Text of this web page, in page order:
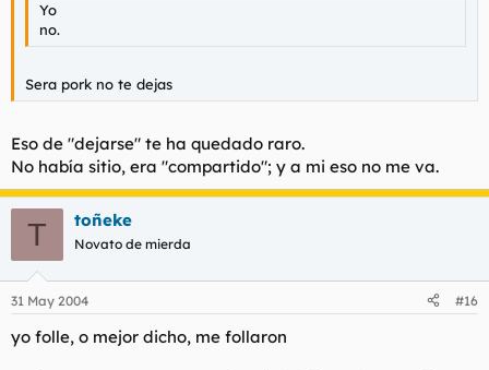
Yo
no.
Sera pork no te dejas
Eso de "dejarse" te ha quedado raro.
No había sitio, era "compartido"; y a mi eso no me va.
T toñeke
Novato de mierda
31 May 2004 #16
yo folle, o mejor dicho, me follaron